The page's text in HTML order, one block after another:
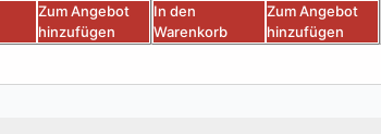
Zum Angebot
hinzufügen
In den
Warenkorb
Zum Angebot
hinzufügen